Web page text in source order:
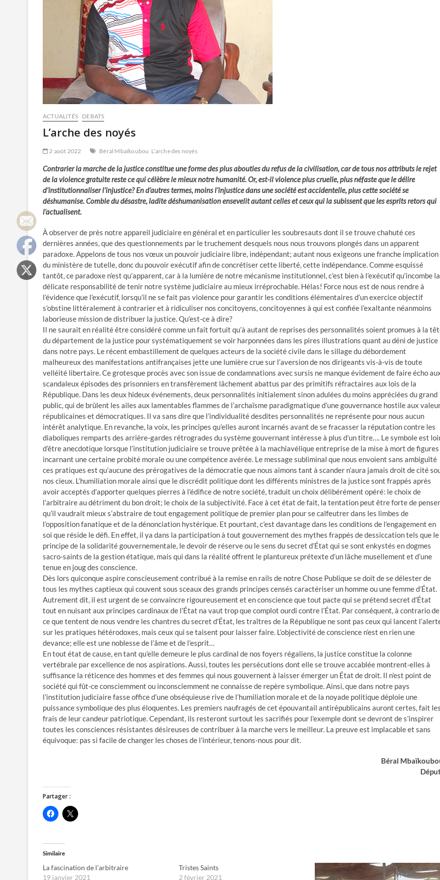
ACTUALITÉS DEBATS
L’arche des noyés
2 août 2022 Béral Mbaïkoubou L’arche des noyés
Contrarier la marche de la justice constitue une forme des plus abouties du refus de la civilisation, car de tous nos attributs le rejet
de la violence gratuite reste ce qui célèbre le mieux notre humanité. Or, est-il violence plus cruelle, plus néfaste que le délire
d’institutionnaliser l’injustice? En d’autres termes, moins l’injustice dans une société est accidentelle, plus cette société se
déshumanise. Comble du désastre, ladite déshumanisation ensevelit autant celles et ceux qui la subissent que les esprits retors qui
l’actualisent.
À observer de près notre appareil judiciaire en général et en particulier les soubresauts dont il se trouve chahuté ces
dernières années, que des questionnements par le truchement desquels nous nous trouvons plongés dans un apparent
paradoxe. Appelons de tous nos vœux un pouvoir judiciaire libre, indépendant; autant nous exigeons une franche implication
du ministère de tutelle, donc du pouvoir exécutif afin de concrétiser cette liberté, cette indépendance. Comme esquissé
tantôt, ce paradoxe n’est qu’apparent, car à la lumière de notre mécanisme institutionnel, c’est bien à l’exécutif qu’incombe la
délicate responsabilité de tenir notre système judiciaire au mieux irréprochable. Hélas! Force nous est de nous rendre à
l’évidence que l’exécutif, lorsqu’il ne se fait pas violence pour garantir les conditions élémentaires d’un exercice objectif
s’obstine littéralement à contrarier et à ridiculiser nos concitoyens, concitoyennes à qui est confiée l’exaltante néanmoins
laborieuse mission de distribuer la justice. Qu’est-ce à dire?
Il ne saurait en réalité être considéré comme un fait fortuit qu’à autant de reprises des personnalités soient promues à la
du département de la justice pour systématiquement se voir harponnées dans les pires illustrations quant au déni de justice
dans notre pays. Le récent embastillement de quelques acteurs de la société civile dans le sillage du débordement
malheureux des manifestations antifrançaises jette une lumière crue sur l’aversion de nos dirigeants vis-à-vis de toute
velléité libertaire. Ce grotesque procès avec son issue de condamnations avec sursis ne manque évidement de faire écho
scandaleux épisodes des prisonniers en transfèrement lâchement abattus par des primitifs réfractaires aux lois de la
République. Dans les deux hideux événements, deux personnalités initialement sinon adulées du moins appréciées du grand
public, qui de brûlent les ailes aux lamentables flammes de l’archaïsme paradigmatique d’une gouvernance hostile aux
républicaines et démocratiques. Il va sans dire que l’individualité desdites personnalités ne représente pour nous aucun
intérêt analytique. En revanche, la voix, les principes qu’elles auront incarnés avant de se fracasser la réputation contre les
diaboliques remparts des arrière-gardes rétrogrades du système gouvernant intéresse à plus d’un titre…. Le symbole est
d’être anecdotique lorsque l’institution judiciaire se trouve prêtée à la machiavélique entreprise de la mise à mort de figures
incarnant une certaine probité morale ou une compétence avérée. Le message subliminal que nous envoient sans ambiguïté
ces pratiques est qu’aucune des prérogatives de la démocratie que nous aimons tant à scander n’aura jamais droit de cité
nos cieux. L’humiliation morale ainsi que le discrédit politique dont les différents ministres de la justice sont frappés après
avoir acceptés d’apporter quelques pierres à l’édifice de notre société, traduit un choix délibérément opéré: le choix de
l’arbitraire au détriment du bon droit; le choix de la subjectivité. Face à cet état de fait, la tentation peut être forte de penser
qu’il vaudrait mieux s’abstraire de tout engagement politique de premier plan pour se calfeutrer dans les limbes de
l’opposition fanatique et de la dénonciation hystérique. Et pourtant, c’est davantage dans les conditions de l’engagement en
soi que réside le défi. En effet, il ya dans la participation à tout gouvernement des mythes frappés de dessiccation tels que le
principe de la solidarité gouvernementale, le devoir de réserve ou le sens du secret d’État qui se sont enkystés en dogmes
sacro-saints de la gestion étatique, mais qui dans la réalité offrent le plantureux prétexte d’un lâche musellement et d’une
tenue en joug des conscience.
Dès lors quiconque aspire conscieusement contribué à la remise en rails de notre Chose Publique se doit de se délester de
tous les mythes captieux qui couvent sous sceaux des grands principes censés caractériser un homme ou une femme d’État.
Autrement dit, il est urgent de se convaincre rigoureusement et en conscience que tout pacte qui se prétend secret d’État
tout en nuisant aux principes cardinaux de l’État na vaut trop que complot ourdi contre l’État. Par conséquent, à contrario de
ce que tentent de nous vendre les chantres du secret d’État, les traîtres de la République ne sont pas ceux qui lancent
sur les pratiques hétérodoxes, mais ceux qui se taisent pour laisser faire. L’objectivité de conscience n’est en rien une
devance; elle est une noblesse de l’âme et de l’esprit…
En tout état de cause, en tant qu’elle demeure le plus cardinal de nos foyers régaliens, la justice constitue la colonne
vertébrale par excellence de nos aspirations. Aussi, toutes les persécutions dont elle se trouve accablée montrent-elles à
suffisance la réticence des hommes et des femmes qui nous gouvernent à laisser émerger un État de droit. Il n’est point de
société qui fût-ce consciemment ou inconsciemment ne connaisse de repère symbolique. Ainsi, que dans notre pays
l’institution judiciaire fasse office d’une obséquieuse rive de l’humiliation morale et de la noyade politique déploie une
puissance symbolique des plus éloquentes. Les premiers naufragés de cet épouvantail antirépublicains auront certes, fait les
frais de leur candeur patriotique. Cependant, ils resteront surtout les sacrifiés pour l’exemple dont se devront de s’inspirer
toutes les consciences résistantes désireuses de contribuer à la marche vers le meilleur. La preuve est implacable et sans
équivoque: pas si facile de changer les choses de l’intérieur, tenons-nous pour dit.
Béral
Partager :
C
l
e
z
p
u
r
C
l
o
u
r
Similaire
La fascination de l’arbitraire
19 janvier 2021
Tristes Saints
2 février 2021